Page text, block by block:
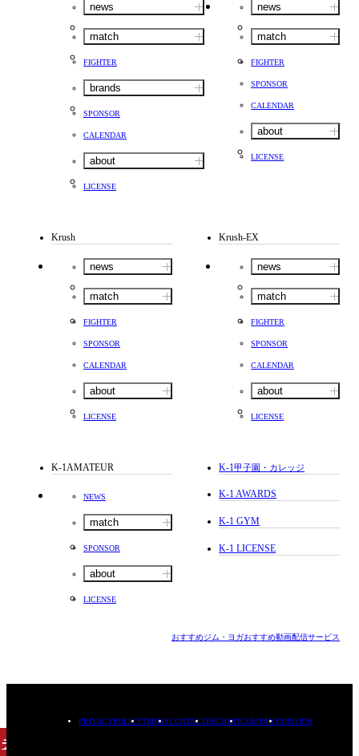
チケット
news
match
FIGHTER
brands
SPONSOR
CALENDAR
about
LICENSE
news
match
FIGHTER
SPONSOR
CALENDAR
about
LICENSE
Krush
news
match
FIGHTER
SPONSOR
CALENDAR
about
LICENSE
Krush-EX
news
match
FIGHTER
SPONSOR
CALENDAR
about
LICENSE
K-1AMATEUR
NEWS
match
SPONSOR
about
LICENSE
K-1甲子園・カレッジ
K-1 AWARDS
K-1 GYM
K-1 LICENSE
おすすめジム・ヨガおすすめ動画配信サービス
PRIVACYPOLICYTERMSCONTACTRECRUITCOMPANYMISSION